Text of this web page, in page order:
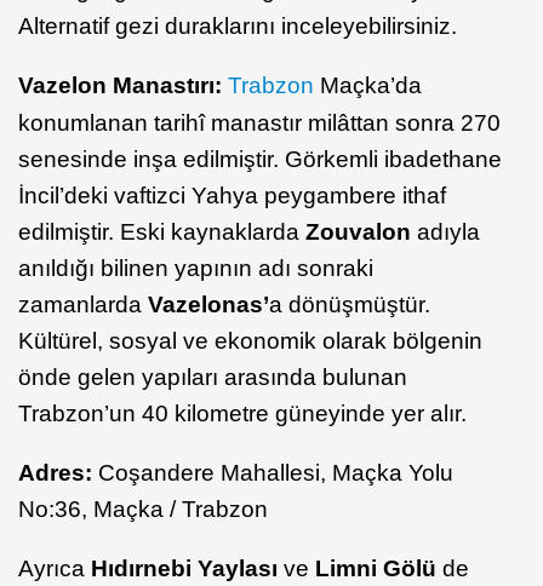
Alternatif gezi duraklarını inceleyebilirsiniz.
Vazelon Manastırı: Trabzon Maçka’da
konumlanan tarihî manastır milâttan sonra 270
senesinde inşa edilmiştir. Görkemli ibadethane
İncil’deki vaftizci Yahya peygambere ithaf
edilmiştir. Eski kaynaklarda Zouvalon adıyla
anıldığı bilinen yapının adı sonraki
zamanlarda Vazelonas’a dönüşmüştür.
Kültürel, sosyal ve ekonomik olarak bölgenin
önde gelen yapıları arasında bulunan
Trabzon’un 40 kilometre güneyinde yer alır.
Adres: Coşandere Mahallesi, Maçka Yolu
No:36, Maçka / Trabzon
Ayrıca Hıdırnebi Yaylası ve Limni Gölü de